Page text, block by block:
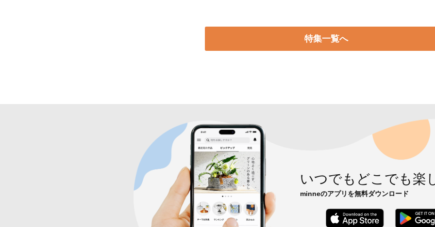
特集一覧へ
いつでもどこでも楽
minneのアプリを無料ダウンロード
App Store か